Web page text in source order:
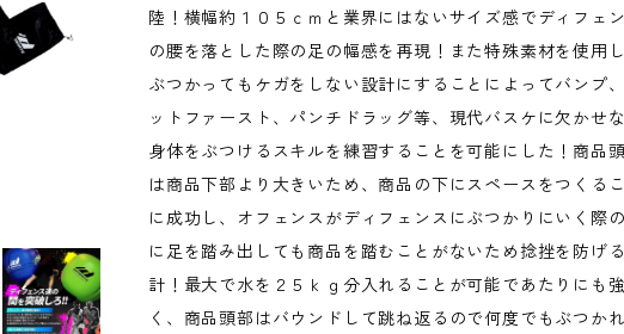
陸！横幅約１０５ｃｍと業界にはないサイズ感でディフェ
の腰を落とした際の足の幅感を再現！また特殊素材を使用し
ぶつかってもケガをしない設計にすることによってバンプ
ットファースト、パンチドラッグ等、現代バスケに欠かせ
身体をぶつけるスキルを練習することを可能にした！商品
は商品下部より大きいため、商品の下にスペースをつくる
に成功し、オフェンスがディフェンスにぶつかりにいく際
に足を踏み出しても商品を踏むことがないため捻挫を防げ
計！最大で水を２５ｋｇ分入れることが可能であたりにも強
く、商品頭部はバウンドして跳ね返るので何度でもぶつかれ